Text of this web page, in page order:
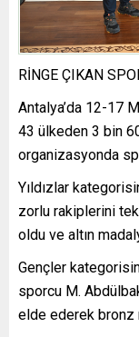
RİNGE ÇIKAN
Antalya’da 12-17
43 ülkeden 3 bin
organizasyonda
Yıldızlar
zorlu rakiplerini
oldu ve altın
Gençler
sporcu M.
elde ederek bronz